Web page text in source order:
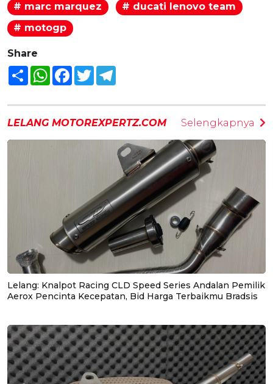
# marc marquez
# ducati lenovo team
# motogp
Share
Share WhatsAppFacebook
Twitter
LELANG MOTOREXPERTZ.COM Selengkapnya
Lelang: Knalpot Racing CLD Speed Series Andalan Pemilik
Aerox Pencinta Kecepatan, Bid Harga Terbaikmu Bradsis